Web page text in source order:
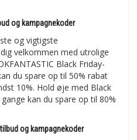
og kampagnekoder
og vigtigste
velkommen med utrolige
Black Friday-
du spare op til 50% rabat
10%. Hold øje med Black
kan du spare op til 80%
tilbud og kampagnekoder